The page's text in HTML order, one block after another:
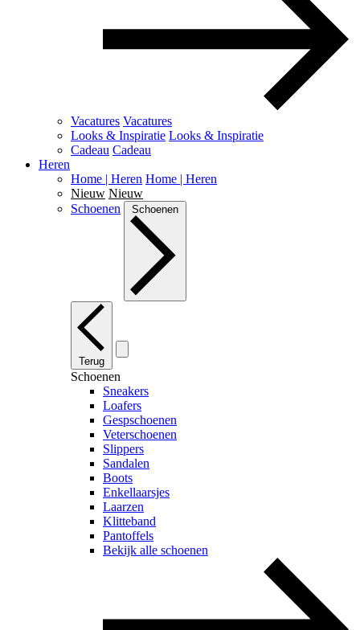
Vacatures Vacatures
Looks & Inspiratie Looks & Inspiratie
Cadeau Cadeau
Heren
Home | Heren Home | Heren
Nieuw Nieuw
Schoenen
Schoenen
Terug
Schoenen
Sneakers
Loafers
Gespschoenen
Veterschoenen
Slippers
Sandalen
Boots
Enkellaarsjes
Laarzen
Klitteband
Pantoffels
Bekijk alle schoenen